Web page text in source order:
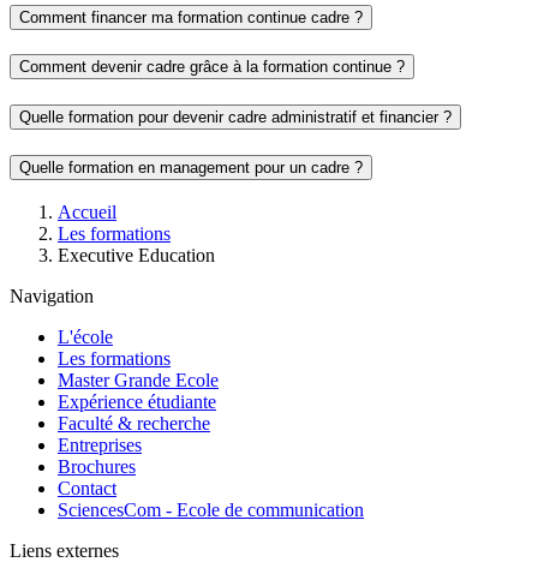
Comment financer ma formation continue cadre ?
Comment devenir cadre grâce à la formation continue ?
Quelle formation pour devenir cadre administratif et financier ?
Quelle formation en management pour un cadre ?
d'Ariane
Accueil
Les formations
Executive Education
Navigation
L'école
Les formations
Master Grande Ecole
Expérience étudiante
Faculté & recherche
Entreprises
Brochures
Contact
SciencesCom - Ecole de communication
Liens externes